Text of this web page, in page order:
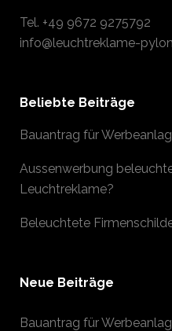
Tel. +49 9672 9275792
info@leuchtreklame-
Beliebte Beiträge
Bauantrag für
Aussenwerbung
Leuchtreklame?
Beleuchtete
Neue Beiträge
Bauantrag für